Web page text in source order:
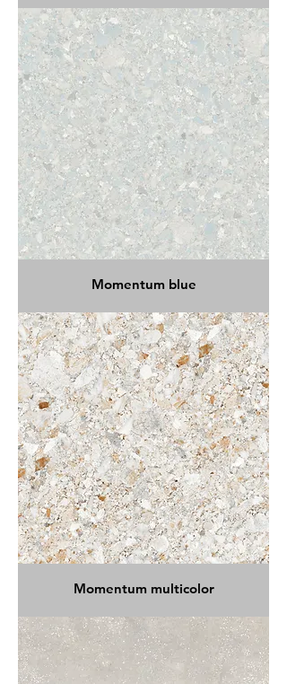
Momentum blue
Momentum multicolor